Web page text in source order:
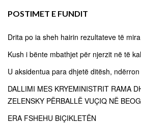
POSTIMET E FUNDIT
Drita po ia sheh hairin rezultateve të
Kush i bënte mbathjet për njerzit në të
U aksidentua para dhjetë ditësh,
DALLIMI MES KRYEMINISTRIT RAMA
ZELENSKY PËRBALLË VUÇIQ NË
ERA FSHEHU BIÇIKLETËN